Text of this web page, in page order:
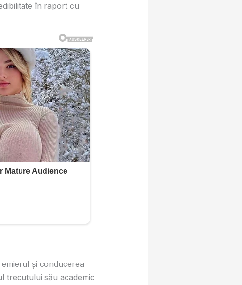
în raport cu
și conducerea
trecutului său academic